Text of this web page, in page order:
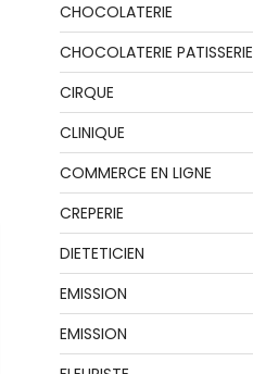
CHOCOLATERIE
CHOCOLATERIE PATISSERIE
CIRQUE
CLINIQUE
COMMERCE EN LIGNE
CREPERIE
DIETETICIEN
EMISSION
EMISSION